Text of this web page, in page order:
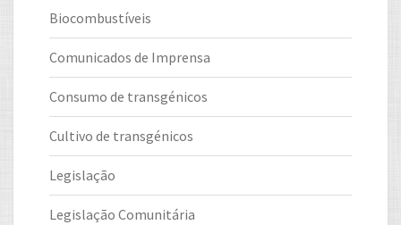
Biocombustíveis
Comunicados de Imprensa
Consumo de transgénicos
Cultivo de transgénicos
Legislação
Legislação Comunitária